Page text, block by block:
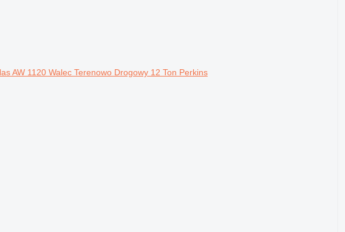
AW 1120 Walec Terenowo Drogowy 12 Ton Perkins